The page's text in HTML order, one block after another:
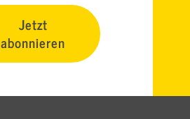
Jetzt
abonnieren